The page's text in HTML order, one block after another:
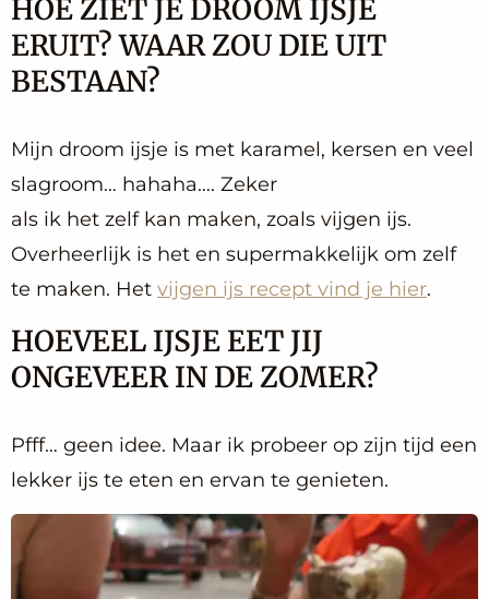
HOE ZIET JE DROOM IJSJE
ERUIT? WAAR ZOU DIE UIT
BESTAAN?
Mijn droom ijsje is met karamel, kersen en veel
slagroom… hahaha…. Zeker
als ik het zelf kan maken, zoals vijgen ijs.
Overheerlijk is het en supermakkelijk om zelf
te maken. Het vijgen ijs recept vind je hier.
HOEVEEL IJSJE EET JIJ
ONGEVEER IN DE ZOMER?
Pfff… geen idee. Maar ik probeer op zijn tijd een
lekker ijs te eten en ervan te genieten.